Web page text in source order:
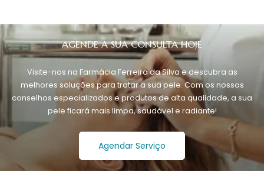
AGENDE A SUA CONSULTA HOJE
Visite-nos na Farmácia Ferreira da Silva e descubra as
melhores soluções para tratar a sua pele. Com os nossos
conselhos especializados e produtos de alta qualidade, a sua
pele ficará mais limpa, saudável e radiante!
Agendar Serviço